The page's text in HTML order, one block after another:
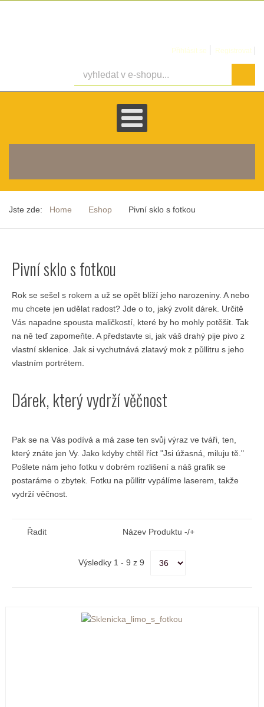
Přihlásit se Registrovat
košík je prázdný
Jste zde:
Home Eshop Pivní sklo s fotkou
Pivní sklo s fotkou
Rok se sešel s rokem a už se opět blíží jeho narozeniny. A nebo
mu chcete jen udělat radost? Jde o to, jaký zvolit dárek. Určitě
Vás napadne spousta maličkostí, které by ho mohly potěšit. Tak
na ně teď zapomeňte. A představte si, jak váš drahý pije pivo z
vlastní sklenice. Jak si vychutnává zlatavý mok z půllitru s jeho
vlastním portrétem.
Dárek, který vydrží věčnost
Pak se na Vás podívá a má zase ten svůj výraz ve tváři, ten,
který znáte jen Vy. Jako kdyby chtěl říct "Jsi úžasná, miluju tě."
Pošlete nám jeho fotku v dobrém rozlišení a náš grafik se
postaráme o zbytek. Fotku na půllitr vypálíme laserem, takže
vydrží věčnost.
Řadit Název Produktu -/+
Výsledky 1 - 9 z 9